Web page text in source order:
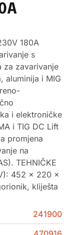
180A
s
za zavarivanje
aluminija i MIG
i elektroničke
i TIG DC Lift
promjena
na
TEHNIČKE
452 x 220 x
kliješta
241900